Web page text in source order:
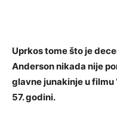
Uprkos tome što je
Anderson nikada nije
glavne junakinje u filmu
57. godini.